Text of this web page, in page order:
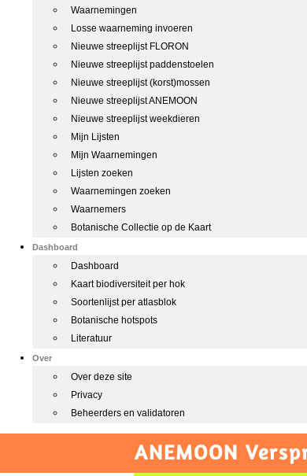
Waarnemingen
Losse waarneming invoeren
Nieuwe streeplijst FLORON
Nieuwe streeplijst paddenstoelen
Nieuwe streeplijst (korst)mossen
Nieuwe streeplijst ANEMOON
Nieuwe streeplijst weekdieren
Mijn Lijsten
Mijn Waarnemingen
Lijsten zoeken
Waarnemingen zoeken
Waarnemers
Botanische Collectie op de Kaart
Dashboard
Dashboard
Kaart biodiversiteit per hok
Soortenlijst per atlasblok
Botanische hotspots
Literatuur
Over
Over deze site
Privacy
Beheerders en validatoren
ANEMOON